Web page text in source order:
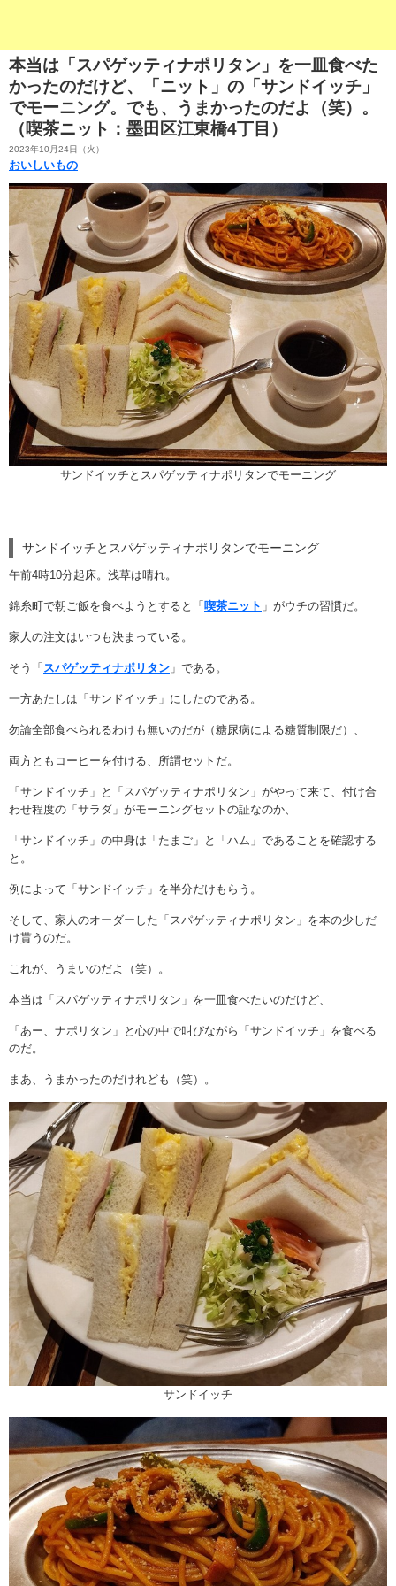
本当は「スパゲッティナポリタン」を一皿食べた
かったのだけど、「ニット」の「サンドイッチ」
でモーニング。でも、うまかったのだよ（笑）。
（喫茶ニット：墨田区江東橋4丁目）
2023年10月24日（火）
おいしいもの
サンドイッチとスパゲッティナポリタンでモーニング
サンドイッチとスパゲッティナポリタンでモーニング
午前4時10分起床。浅草は晴れ。
錦糸町で朝ご飯を食べようとすると「 喫茶ニット 」がウチの習慣だ。
家人の注文はいつも決まっている。
そう「 スパゲッティナポリタン 」である。
一方あたしは「サンドイッチ」にしたのである。
勿論全部食べられるわけも無いのだが（糖尿病による糖質制限だ）、
両方ともコーヒーを付ける、所謂セットだ。
「サンドイッチ」と「スパゲッティナポリタン」がやって来て、付け合
わせ程度の「サラダ」がモーニングセットの証なのか、
「サンドイッチ」の中身は「たまご」と「ハム」であることを確認する
と。
例によって「サンドイッチ」を半分だけもらう。
そして、家人のオーダーした「スパゲッティナポリタン」を本の少しだ
け貰うのだ。
これが、うまいのだよ（笑）。
本当は「スパゲッティナポリタン」を一皿食べたいのだけど、
「あー、ナポリタン」と心の中で叫びながら「サンドイッチ」を食べる
のだ。
まあ、うまかったのだけれども（笑）。
サンドイッチ